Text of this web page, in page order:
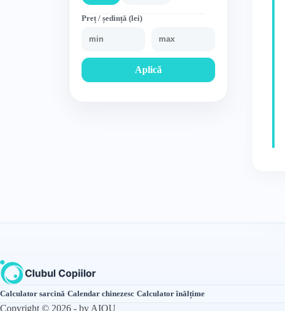
Preț / ședință (lei)
Aplică
Calculator sarcină·Calendar chinezesc·Calculator înălțime
Copyright © 2026 - by AIQU